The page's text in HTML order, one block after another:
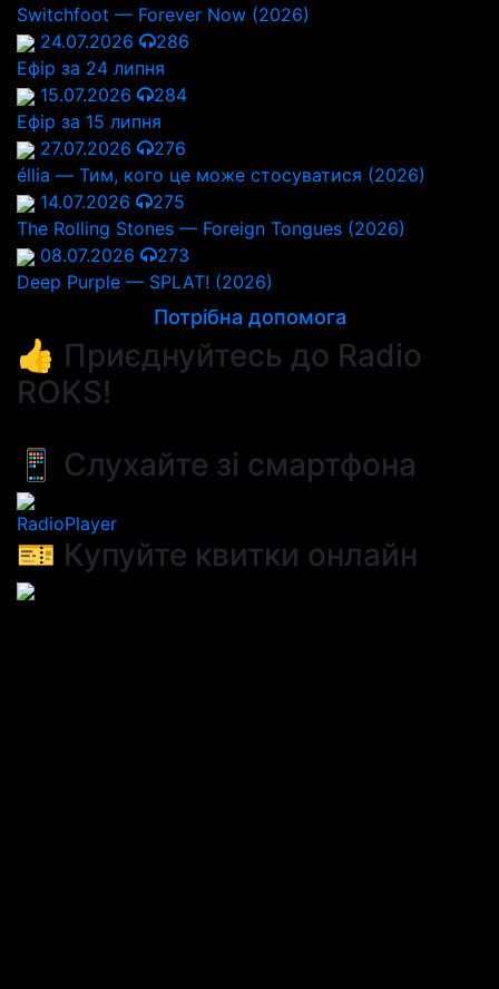
Switchfoot — Forever Now (2026)
24.07.2026
286
Ефір за 24 липня
15.07.2026
284
Ефір за 15 липня
27.07.2026
276
éllia — Тим, кого це може стосуватися (2026)
14.07.2026
275
The Rolling Stones — Foreign Tongues (2026)
08.07.2026
273
Deep Purple — SPLAT! (2026)
Потрібна допомога
👍 Приєднуйтесь до Radio
ROKS!
📱 Слухайте зі смартфона
RadioPlayer
🎫 Купуйте квитки онлайн